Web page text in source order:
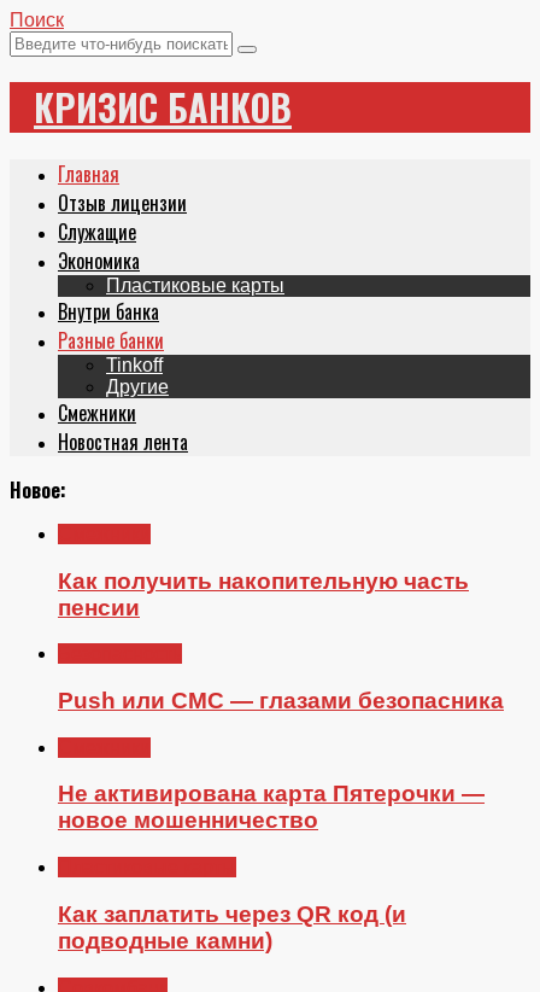
Поиск
КРИЗИС БАНКОВ
Главная
Отзыв лицензии
Служащие
Экономика
Пластиковые карты
Внутри банка
Разные банки
Tinkoff
Другие
Смежники
Новостная лента
Новое:
Как получить накопительную часть
пенсии
Push или СМС — глазами безопасника
Не активирована карта Пятерочки —
новое мошенничество
Как заплатить через QR код (и
подводные камни)